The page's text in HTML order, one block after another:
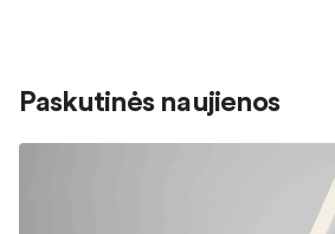
Paskutinės naujienos